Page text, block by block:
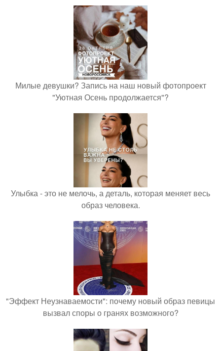
Милые девушки? Запись на наш новый фотопроект
"Уютная Осень продолжается"?
Улыбка - это не мелочь, а деталь, которая меняет весь
образ человека.
"Эффект Неузнаваемости": почему новый образ певицы
вызвал споры о гранях возможного?